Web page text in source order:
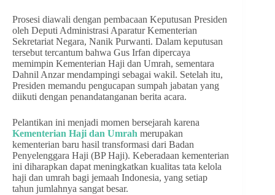
Prosesi diawali dengan pembacaan Keputusan Presiden
oleh Deputi Administrasi Aparatur Kementerian
Sekretariat Negara, Nanik Purwanti. Dalam keputusan
tersebut tercantum bahwa Gus Irfan dipercaya
memimpin Kementerian Haji dan Umrah, sementara
Dahnil Anzar mendampingi sebagai wakil. Setelah itu,
Presiden memandu pengucapan sumpah jabatan yang
diikuti dengan penandatanganan berita acara.
Pelantikan ini menjadi momen bersejarah karena
Kementerian Haji dan Umrah merupakan
kementerian baru hasil transformasi dari Badan
Penyelenggara Haji (BP Haji). Keberadaan kementerian
ini diharapkan dapat meningkatkan kualitas tata kelola
haji dan umrah bagi jemaah Indonesia, yang setiap
tahun jumlahnya sangat besar.